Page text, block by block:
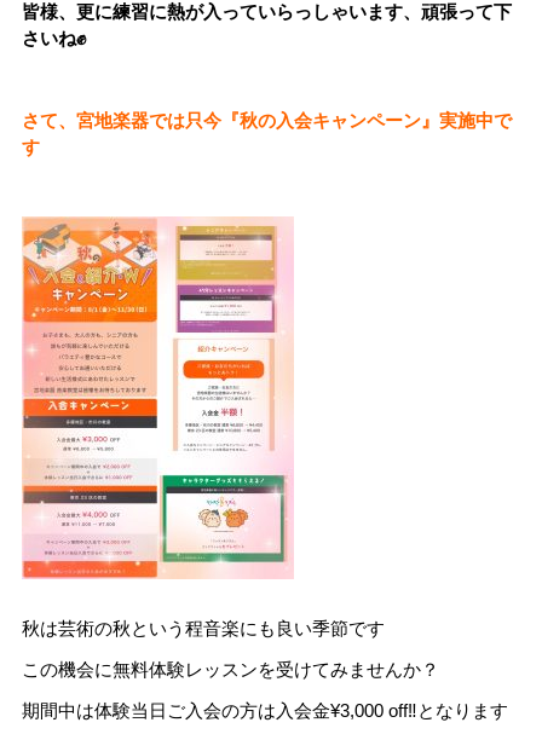
皆様、更に練習に熱が入っていらっしゃいます、頑張って下
さいね✊
さて、宮地楽器では只今『秋の入会キャンペーン』実施中で
す
秋は芸術の秋という程音楽にも良い季節です
この機会に無料体験レッスンを受けてみませんか？
期間中は体験当日ご入会の方は入会金¥3,000 off‼️となります